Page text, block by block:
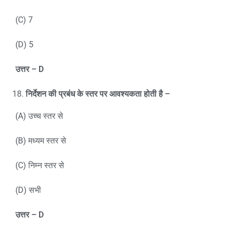
(C) 7
(D) 5
उत्तर – D
निर्देशन की प्रबंध के स्तर पर आवश्यकता होती है –
(A) उच्च स्तर से
(B) मध्यम स्तर से
(C) निम्न स्तर से
(D) सभी
उत्तर– D